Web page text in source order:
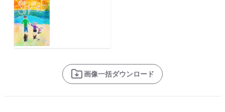
画像一括ダウンロード